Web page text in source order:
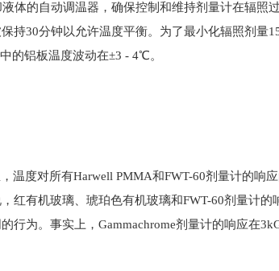
体的自动调温器，确保控制和维持剂量计在辐照
持30分钟以允许温度平衡。为了最小化辐照剂量
的铝板温度波动在±3 - 4℃。
温度对所有Harwell PMMA和FWT-60剂量计的
红有机玻璃、琥珀色有机玻璃和FWT-60剂量计的
行为。事实上，Gammachrome剂量计的响应在